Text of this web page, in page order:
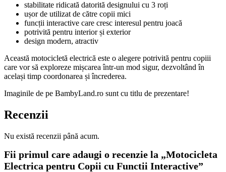
stabilitate ridicată datorită designului cu 3 roți
ușor de utilizat de către copii mici
funcții interactive care cresc interesul pentru joacă
potrivită pentru interior și exterior
design modern, atractiv
Această motocicletă electrică este o alegere potrivită pentru copiii
care vor să exploreze mișcarea într-un mod sigur, dezvoltând în
același timp coordonarea și încrederea.
Imaginile de pe BambyLand.ro sunt cu titlu de prezentare!
Recenzii
Nu există recenzii până acum.
Fii primul care adaugi o recenzie la „Motocicleta
Electrica pentru Copii cu Functii Interactive”